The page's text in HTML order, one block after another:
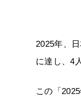
2025年、
に達し、4
この「